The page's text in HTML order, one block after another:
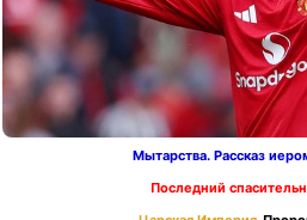
Мытарства. Рассказ
Последний